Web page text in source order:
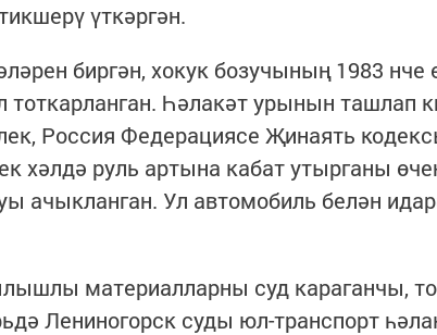
үткәргән.
биргән, хокук бозучының 1983 нче
тоткарланган. Һәлакәт урынын ташлап
Россия Федерациясе Җинаять
хәлдә руль артына кабат утырганы
ачыкланган. Ул автомобиль белән
материалларны суд караганчы,
Лениногорск суды юл-транспорт